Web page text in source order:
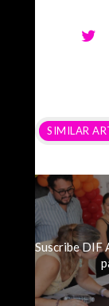
SIMILAR
Suscribe DIF